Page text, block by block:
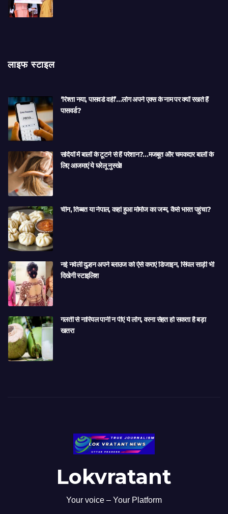
लाइफ स्टाइल
‘रिश्ता नया, पासवर्ड वही’…लोग अपने एक्स के नाम पर क्यों रखते हैं
पासवर्ड?
सर्दियों में बालों के टूटने से हैं परेशान?…मजबूत और चमकदार बालों के
लिए आजमाएं ये घरेलू नुस्खे!
चीन, तिब्बत या नेपाल, कहां हुआ मोमोज का जन्म, कैसे भारत पहुंचा?
नई नवेली दुल्हन अपने ब्लाउज को ऐसे कराएं डिजाइन, सिंपल साड़ी भी
दिखेगी स्टाइलिश
गलती से नारियल पानी न पीएं ये लोग, वरना सेहत हो सकता है बड़ा
खतरा
Lokvratant
Your voice – Your Platform